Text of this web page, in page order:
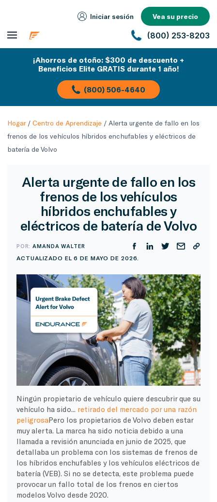
Iniciar sesión Vea su precio
(800) 253-8203
¡Ahorros de otoño: $300 de descuento +
Beneficios Elite GRATIS durante 1 año!
(800) 506-4640
Hogar/ Centro de Aprendizaje / Alerta urgente de fallo en los
frenos de los vehículos híbridos enchufables y eléctricos de
batería de Volvo
Alerta urgente de fallo en los
frenos de los vehículos
híbridos enchufables y
eléctricos de batería de Volvo
POR:AMANDA WALTER
ACTUALIZADO EL 6 DE MAYO DE 2026.
Ningún propietario de vehículo quiere descubrir que su
vehículo ha sido... retirado del mercado por una razón
peligrosaPero los propietarios de Volvo deben estar
muy alerta. La marca ha sido noticia debido a una
llamada a revisión anunciada en junio de 2025, que
detallaba un problema con los sistemas de frenos de
los híbridos enchufables y los vehículos eléctricos de
batería (VEB). Si no se detecta, este problema puede
provocar un fallo total de los frenos en ciertos
modelos Volvo desde 2020.